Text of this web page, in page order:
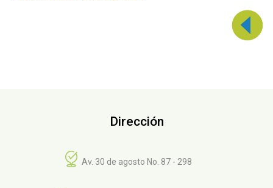
Dirección
Av. 30 de agosto No. 87 - 298